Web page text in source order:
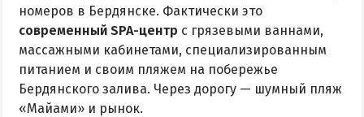
номеров в Бердянске. Фактически это
современный SPA-центр с грязевыми ваннами,
массажными кабинетами, специализированным
питанием и своим пляжем на побережье
Бердянского залива. Через дорогу — шумный пляж
«Майами» и рынок.